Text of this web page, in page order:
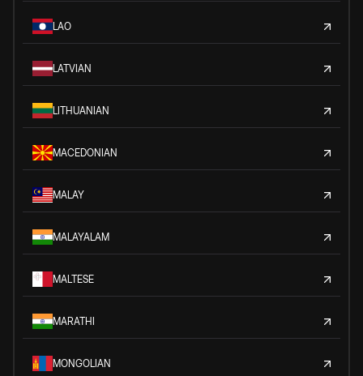
LAO
LATVIAN
LITHUANIAN
MACEDONIAN
MALAY
MALAYALAM
MALTESE
MARATHI
MONGOLIAN